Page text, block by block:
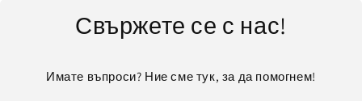
Свържете се с нас!
Имате въпроси? Ние сме тук, за да помогнем!